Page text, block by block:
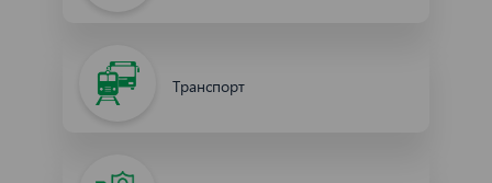
Транспорт